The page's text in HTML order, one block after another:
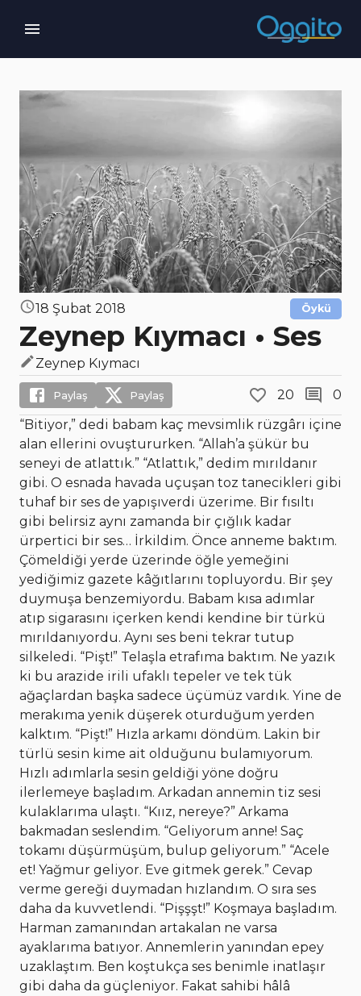
18 Şubat 2018 Öykü
Zeynep Kıymacı • Ses
Zeynep Kıymacı
Paylaş Paylaş 20
0
“Bitiyor,” dedi babam kaç mevsimlik rüzgârı içine
alan ellerini ovuştururken. “Allah’a şükür bu
seneyi de atlattık.” “Atlattık,” dedim mırıldanır
gibi. O esnada havada uçuşan toz tanecikleri gibi
tuhaf bir ses de yapışıverdi üzerime. Bir fısıltı
gibi belirsiz aynı zamanda bir çığlık kadar
ürpertici bir ses… İrkildim. Önce anneme baktım.
Çömeldiği yerde üzerinde öğle yemeğini
yediğimiz gazete kâğıtlarını topluyordu. Bir şey
duymuşa benzemiyordu. Babam kısa adımlar
atıp sigarasını içerken kendi kendine bir türkü
mırıldanıyordu. Aynı ses beni tekrar tutup
silkeledi. “Pişt!” Telaşla etrafıma baktım. Ne yazık
ki bu arazide irili ufaklı tepeler ve tek tük
ağaçlardan başka sadece üçümüz vardık. Yine de
merakıma yenik düşerek oturduğum yerden
kalktım. “Pişt!” Hızla arkamı döndüm. Lakin bir
türlü sesin kime ait olduğunu bulamıyorum.
Hızlı adımlarla sesin geldiği yöne doğru
ilerlemeye başladım. Arkadan annemin tiz sesi
kulaklarıma ulaştı. “Kıız, nereye?” Arkama
bakmadan seslendim. “Geliyorum anne! Saç
tokamı düşürmüşüm, bulup geliyorum.” “Acele
et! Yağmur geliyor. Eve gitmek gerek.” Cevap
verme gereği duymadan hızlandım. O sıra ses
daha da kuvvetlendi. “Pişşşt!” Koşmaya başladım.
Harman zamanından artakalan ne varsa
ayaklarıma batıyor. Annemlerin yanından epey
uzaklaştım. Ben koştukça ses benimle inatlaşır
gibi daha da güçleniyor. Fakat sahibi hâlâ